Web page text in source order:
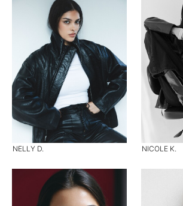
NELLY D. NICOLE K.